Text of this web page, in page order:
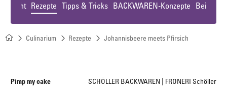
Rezepte Tipps & Tricks BACKWAREN-Konzepte Beiträge
Culinarium Rezepte Johannisbeere meets Pfirsich
Pimp my cake SCHÖLLER BACKWAREN | FRONERI Schöller